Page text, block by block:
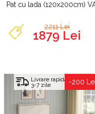
Pat cu lada (120x200cm)
2211 Lei
1879 Lei
Livrare rapida
3-7 zile -200 Lei